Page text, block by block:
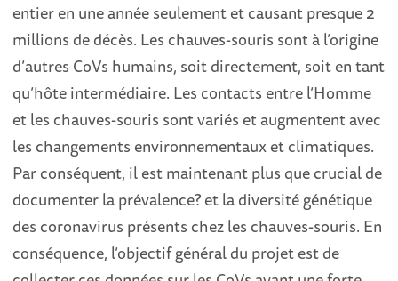
entier en une année seulement et causant presque 2
millions de décès. Les chauves-souris sont à l’origine
d’autres CoVs humains, soit directement, soit en tant
qu’hôte intermédiaire. Les contacts entre l’Homme
et les chauves-souris sont variés et augmentent avec
les changements environnementaux et climatiques.
Par conséquent, il est maintenant plus que crucial de
documenter la prévalence?et la diversité génétique
des coronavirus présents chez les chauves-souris. En
conséquence, l’objectif général du projet est de